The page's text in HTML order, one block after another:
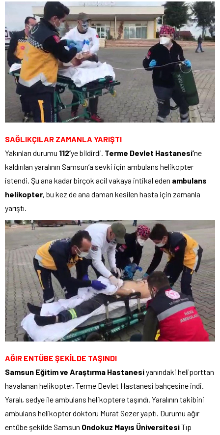
SAĞLIKÇILAR ZAMANLA YARIŞTI
Yakınları durumu 112’ye bildirdi. Terme Devlet Hastanesi’ne
kaldırılan yaralının Samsun’a sevki için ambulans helikopter
istendi. Şu ana kadar birçok acil vakaya intikal eden ambulans
helikopter, bu kez de ana damarı kesilen hasta için zamanla
yarıştı.
AĞIR ENTÜBE ŞEKİLDE TAŞINDI
Samsun Eğitim ve Araştırma Hastanesiyanındaki heliporttan
havalanan helikopter, Terme Devlet Hastanesi bahçesine indi.
Yaralı, sedye ile ambulans helikoptere taşındı. Yaralının takibini
ambulans helikopter doktoru Murat Sezer yaptı. Durumu ağır
entübe şekilde Samsun Ondokuz Mayıs ÜniversitesiTıp